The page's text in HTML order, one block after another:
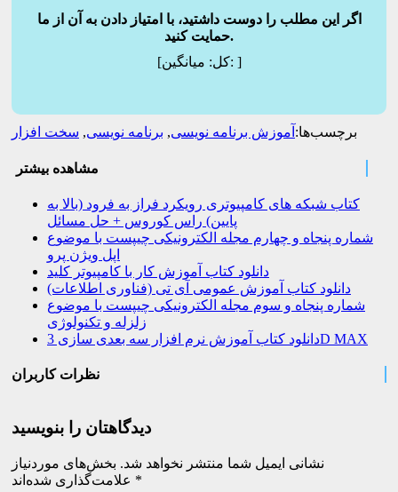
اگر این مطلب را دوست داشتید، با امتیاز دادن به آن از ما
حمایت کنید.
[کل:میانگین: ]
برچسب‌ها: آموزش برنامه نویسی, برنامه نویسی, سخت افزار
مشاهده بیشتر
کتاب شبکه های کامپیوتری رویکرد فراز به فرود (بالا به
پایین) راس کوروس + حل مسائل
شماره پنجاه و چهارم مجله الکترونیکی چیپست با موضوع
اپل ویژن پرو
دانلود کتاب آموزش کار با کامپیوتر کلید
دانلود کتاب آموزش عمومی آی تی (فناوری اطلاعات)
شماره پنجاه و سوم مجله الکترونیکی چیپست با موضوع
زلزله و تکنولوژی
دانلود کتاب آموزش نرم افزار سه بعدی سازی 3D MAX
نظرات کاربران
دیدگاهتان را بنویسید
نشانی ایمیل شما منتشر نخواهد شد. بخش‌های موردنیاز
*